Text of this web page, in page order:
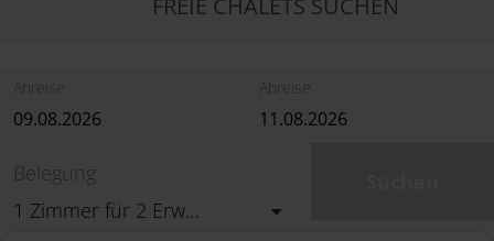
FREIE CHALETS SUCHEN
Anreise Abreise
Belegung
1 Zimmer für 2 Erwachsene